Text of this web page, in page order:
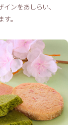
ンをあしらい、
。